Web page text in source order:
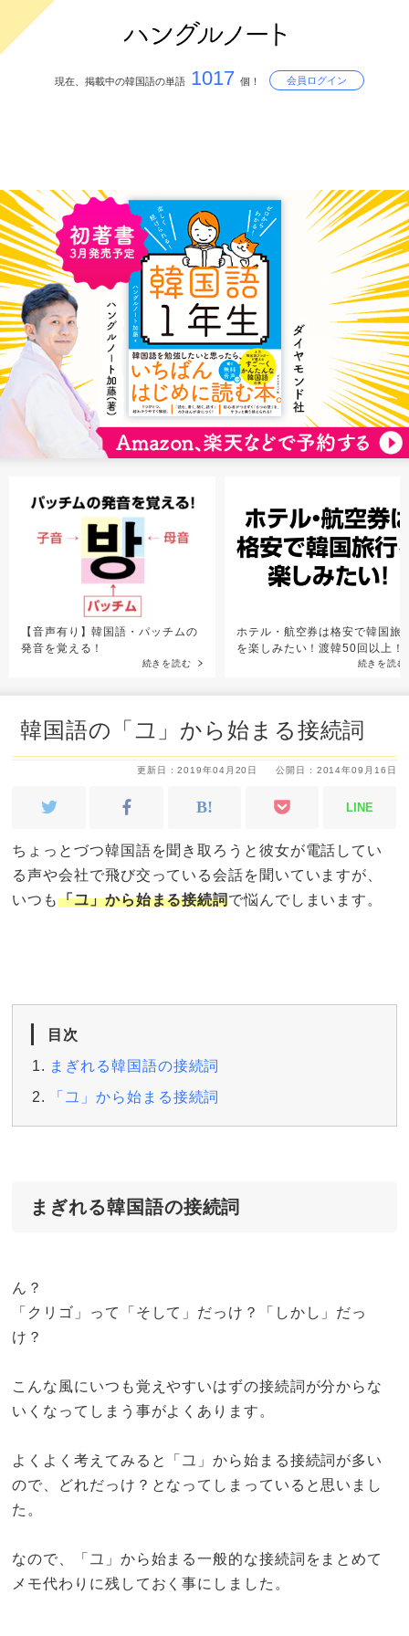
現在、掲載中の韓国語の単語 1017 個！ 会員ログイン
【音声有り】韓国語・パッチムの
発音を覚える！
続きを読む
ホテル・航空券は格安で韓国旅
を楽しみたい！渡韓50回以上！
続きを読む
韓国語の「그」から始まる接続詞
公開日 : 2014年09月16日
更新日 : 2019年04月20日
LINE
ちょっとづつ韓国語を聞き取ろうと彼女が電話してい
る声や会社で飛び交っている会話を聞いていますが、
いつも「그」から始まる接続詞で悩んでしまいます。
目次
まぎれる韓国語の接続詞
「그」から始まる接続詞
まぎれる韓国語の接続詞
ん？
「クリゴ」って「そして」だっけ？「しかし」だっ
け？
こんな風にいつも覚えやすいはずの接続詞が分からな
いくなってしまう事がよくあります。
よくよく考えてみると「그」から始まる接続詞が多い
ので、どれだっけ？となってしまっていると思いまし
た。
なので、「그」から始まる一般的な接続詞をまとめて
メモ代わりに残しておく事にしました。